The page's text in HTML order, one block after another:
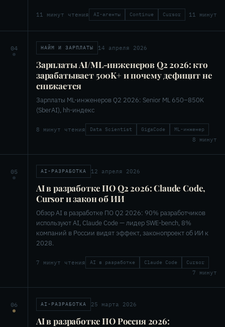
11 минут чтения AI-агенты Continue Cursor 11 минут
04 НАЙМ И ЗАРПЛАТЫ 14 апреля 2026
Зарплаты AI/ML-инженеров Q2 2026: кто
зарабатывает 500K+ и почему дефицит не
снижается
Зарплаты ML-инженеров Q2 2026: Senior ML 650–850K
(SberAI), hh-индекс
8 минут чтения Data Scientist GigaCode ML-инженер
8 минут
05 AI-РАЗРАБОТКА 12 апреля 2026
AI в разработке ПО Q2 2026: Claude Code,
Cursor и закон об ИИ
Обзор AI в разработке ПО Q2 2026: 90% разработчиков
используют AI, Claude Code — лидер SWE-bench, 8%
компаний в России видят эффект, законопроект об ИИ к
2028.
7 минут чтения AI в разработке Claude Code Cursor
7 минут
06 AI-РАЗРАБОТКА 25 марта 2026
AI в разработке ПО Россия 2026: